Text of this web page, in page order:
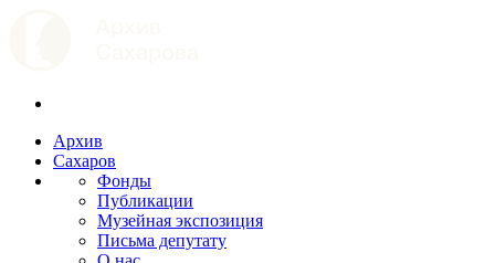
Архив
Сахаров
Фонды
Публикации
Музейная экспозиция
Письма депутату